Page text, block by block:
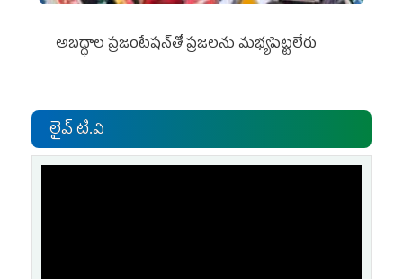
అబద్ధాల ప్రజంటేషన్‌తో ప్రజలను మభ్యపెట్టలేరు
లైవ్ టి.వి